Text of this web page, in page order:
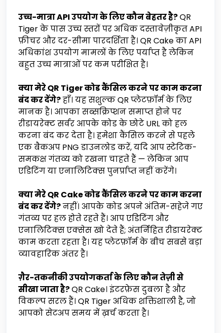
उच्च-मात्रा API उपयोग के लिए कौन बेहतर है?QR
Tiger के पास उच्च स्तरों पर अधिक दस्तावेज़ीकृत API
फ़ीचर और दर-सीमा पारदर्शिता है। QR Cake का API
अधिकांश उपयोग मामलों के लिए पर्याप्त है लेकिन
बहुत उच्च मात्राओं पर कम परीक्षित है।
क्या मेरे QR Tiger कोड कैंसिल करने पर काम करना
बंद कर देंगे?हाँ। यह सशुल्क QR प्लेटफ़ॉर्म के लिए
मानक है। आपका सब्सक्रिप्शन समाप्त होने पर
रीडायरेक्ट सर्वर आपके कोड के छोटे URL को हल
करना बंद कर देता है। हमेशा कैंसिल करने से पहले
एक बैकअप PNG डाउनलोड करें, यदि आप स्टेटिक-
समकक्ष गंतव्य को रखना चाहते हैं — लेकिन आप
एडिटिंग या एनालिटिक्स पुनर्प्राप्त नहीं करेंगे।
क्या मेरे QR Cake कोड कैंसिल करने पर काम करना
बंद कर देंगे?नहीं। आपके कोड अपने अंतिम-सहेजे गए
गंतव्य पर हल होते रहते हैं। आप एडिटिंग और
एनालिटिक्स एक्सेस खो देते हैं; अंतर्निहित रीडायरेक्ट
काम करता रहता है। यह प्लेटफ़ॉर्म के बीच सबसे बड़ा
व्यावहारिक अंतर है।
ग़ैर-तकनीकी उपयोगकर्ता के लिए कौन तेज़ी से
सीखा जाता है?QR Cake। इंटरफ़ेस दुबला है और
विकल्प सरल हैं। QR Tiger अधिक शक्तिशाली है, जो
आपको सेटअप समय में ख़र्च करता है।